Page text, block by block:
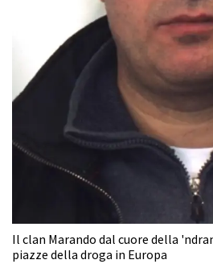
Il clan Marando dal cuore della
piazze della droga in Europa